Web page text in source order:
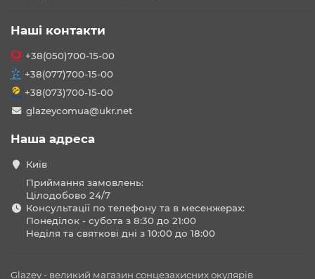
Наші контакти
+38(050)700-15-00
+38(077)700-15-00
+38(073)700-15-00
glazeycomua@ukr.net
Наша адреса
Київ
Приймання замовлень:
Цілодобово 24/7
Консультації по телефону та в месенжерах:
Понеділок - субота з 8:30 до 21:00
Неділя та святкові дні з 10:00 до 18:00
Glazey - великий магазин сонцезахисних окулярів